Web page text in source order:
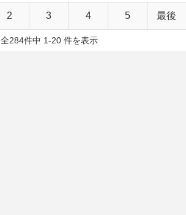
2 3 4 5 最後
全284件中 1-20 件を表示